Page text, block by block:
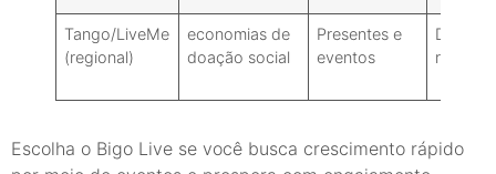
Tango/LiveMe
(regional)
economias de
doação social
Presentes e
eventos
região
Escolha o Bigo Live se você busca crescimento rápido